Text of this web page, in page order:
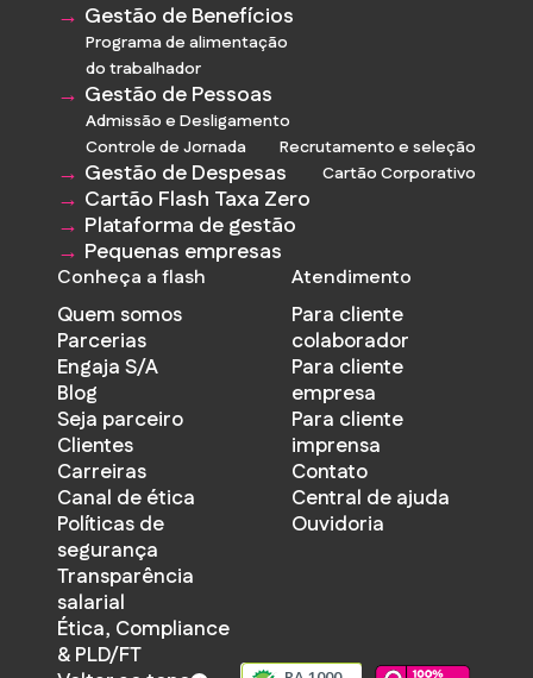
Gestão de Benefícios
Programa de alimentação
do trabalhador
Gestão de Pessoas
Admissão e Desligamento
Controle de Jornada
Recrutamento e seleção
Gestão de Despesas Cartão Corporativo
Cartão Flash Taxa Zero
Plataforma de gestão
Pequenas empresas
Conheça a flash
Quem somos
Parcerias
Engaja S/A
Blog
Seja parceiro
Clientes
Carreiras
Canal de ética
Políticas de
segurança
Transparência
salarial
Ética, Compliance
& PLD/FT
Atendimento
Para cliente
colaborador
Para cliente
empresa
Para cliente
imprensa
Contato
Central de ajuda
Ouvidoria